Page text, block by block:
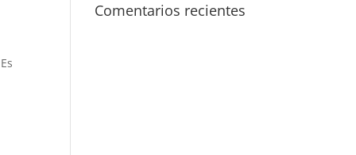
Comentarios recientes